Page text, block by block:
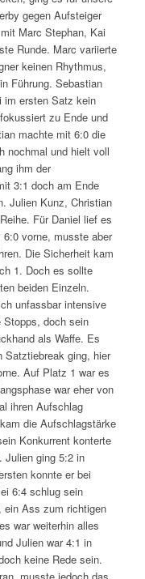
gegen Aufsteiger
Marc Stephan, Kai
Runde. Marc variierte
keinen Rhythmus,
Führung. Sebastian
im ersten Satz kein
zu Ende und
machte mit 6:0 die
nochmal und hielt voll
ihm der
3:1 doch am Ende
Julien Kunz, Christian
Für Daniel lief es
vorne, musste aber
Die Sicherheit kam
1. Doch es sollte
beiden Einzeln.
unfassbar intensive
Stopps, doch sein
als Waffe. Es
Satztiebreak ging, hier
Auf Platz 1 war es
war eher von
ihren Aufschlag
die Aufschlagstärke
Konkurrent konterte
Julien ging 5:2 in
konnte er bei
6:4 schlug sein
ein Ass zum richtigen
war weiterhin alles
Julien war 4:1 in
keine Rede sein.